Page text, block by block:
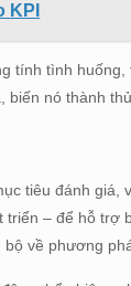
KPI
tính tình
nó thành
tiêu đánh
– để hỗ
về phương